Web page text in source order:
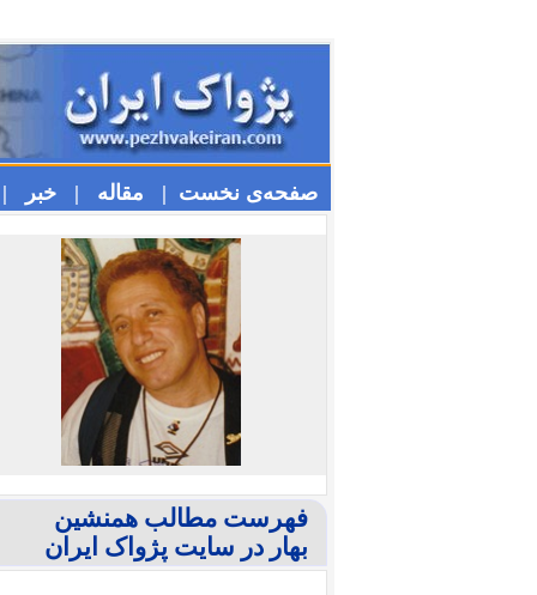
صفحه‌ی نخست | مقاله | خبر |
فهرست مطالب همنشین
بهار در سایت پژواک ایران